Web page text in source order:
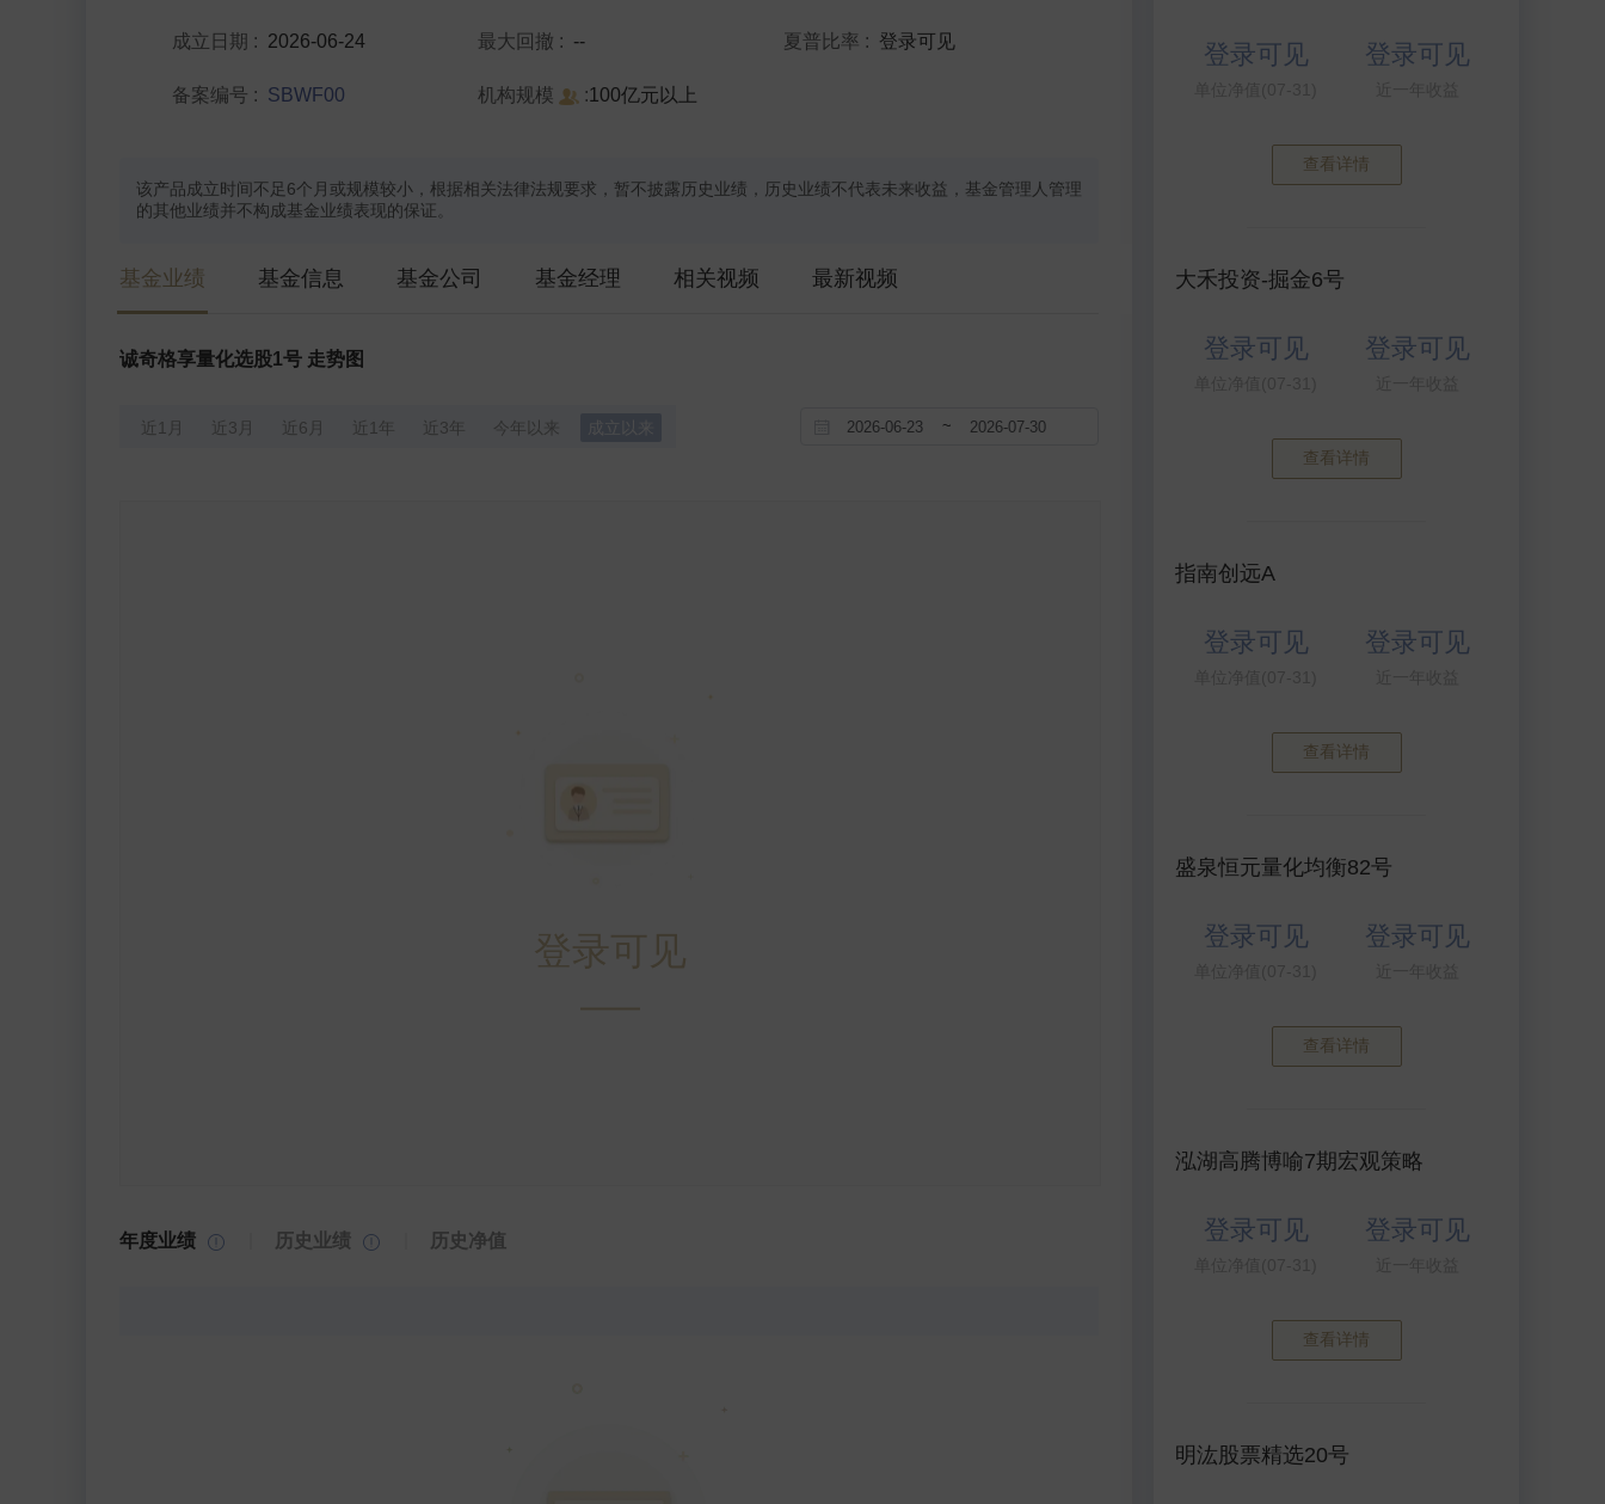
成立日期 : 2026-06-24 最大回撤 : -- 夏普比率 : 登录可见
备案编号 : SBWF00 机构规模 :100亿元以上
该产品成立时间不足6个月或规模较小，根据相关法律法规要求，暂不披露历史业绩，历史业绩不代表未来收益，基金管理人管理
的其他业绩并不构成基金业绩表现的保证。
基金业绩 基金信息 基金公司 基金经理 相关视频 最新视频
诚奇格享量化选股1号 走势图
近1月 近3月 近6月 近1年 近3年 今年以来 成立以来 ~
登录可见
年度业绩 历史业绩 历史净值
登录可见 登录可见
查看详情
大禾投资-掘金6号
登录可见 登录可见
查看详情
指南创远A
登录可见 登录可见
查看详情
盛泉恒元量化均衡82号
登录可见 登录可见
查看详情
泓湖高腾博喻7期宏观策略
登录可见 登录可见
查看详情
明汯股票精选20号